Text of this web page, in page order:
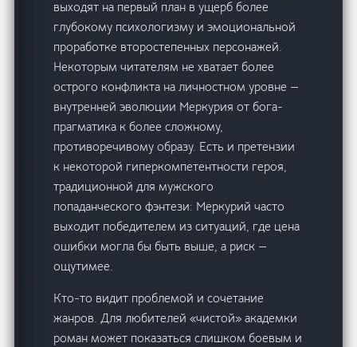
выходят на первый план в ущерб более
глубокому психологизму и эмоциональной
проработке второстепенных персонажей.
Некоторым читателям не хватает более
острого конфликта на личностном уровне —
внутренней эволюции Меркурия от бога-
прагматика к более сложному,
противоречивому образу. Есть и претензии
к некоторой гиперкомпетентности героя,
традиционной для мужского
попаданческого фэнтези: Меркурий часто
выходит победителем из ситуаций, где цена
ошибки могла бы быть выше, а риск —
ощутимее.
Кто-то видит проблемой и сочетание
жанров. Для любителей «чистой» академки
роман может показаться слишком боевым и